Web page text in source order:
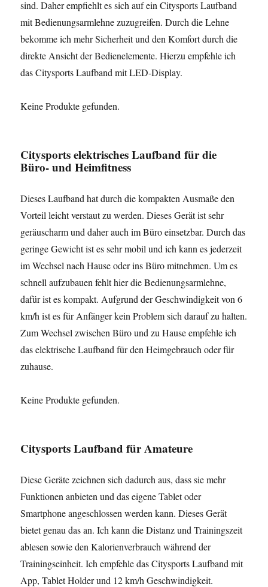
sind. Daher empfiehlt es sich auf ein Citysports Laufband
mit Bedienungsarmlehne zuzugreifen. Durch die Lehne
bekomme ich mehr Sicherheit und den Komfort durch die
direkte Ansicht der Bedienelemente. Hierzu empfehle ich
das Citysports Laufband mit LED-Display.
Keine Produkte gefunden.
Citysports elektrisches Laufband für die
Büro- und Heimfitness
Dieses Laufband hat durch die kompakten Ausmaße den
Vorteil leicht verstaut zu werden. Dieses Gerät ist sehr
geräuscharm und daher auch im Büro einsetzbar. Durch das
geringe Gewicht ist es sehr mobil und ich kann es jederzeit
im Wechsel nach Hause oder ins Büro mitnehmen. Um es
schnell aufzubauen fehlt hier die Bedienungsarmlehne,
dafür ist es kompakt. Aufgrund der Geschwindigkeit von 6
km/h ist es für Anfänger kein Problem sich darauf zu halten.
Zum Wechsel zwischen Büro und zu Hause empfehle ich
das elektrische Laufband für den Heimgebrauch oder für
zuhause.
Keine Produkte gefunden.
Citysports Laufband für Amateure
Diese Geräte zeichnen sich dadurch aus, dass sie mehr
Funktionen anbieten und das eigene Tablet oder
Smartphone angeschlossen werden kann. Dieses Gerät
bietet genau das an. Ich kann die Distanz und Trainingszeit
ablesen sowie den Kalorienverbrauch während der
Trainingseinheit. Ich empfehle das Citysports Laufband mit
App, Tablet Holder und 12 km/h Geschwindigkeit.